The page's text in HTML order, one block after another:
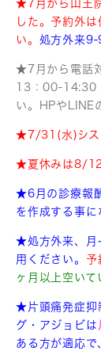
★7月から山王
した。予約外
い。 処方外来9-
★7月から電話
13：00-14:30
い。HPやLINE
★7/31(水)シス
★夏休みは8/
★6月の診療報
を作成する事に
★処方外来、月
用ください。 予
ヶ月以上空いて
★片頭痛発症抑
グ・アジョビは
ある方が適応